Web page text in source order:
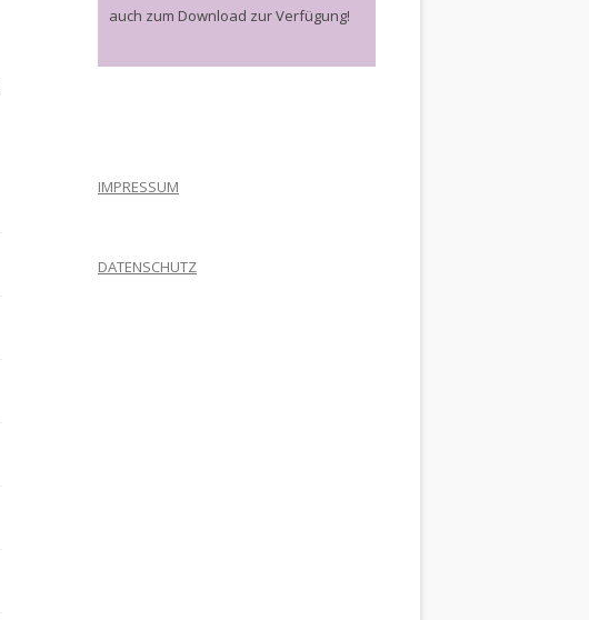
auch zum Download zur Verfügung!
IMPRESSUM
DATENSCHUTZ